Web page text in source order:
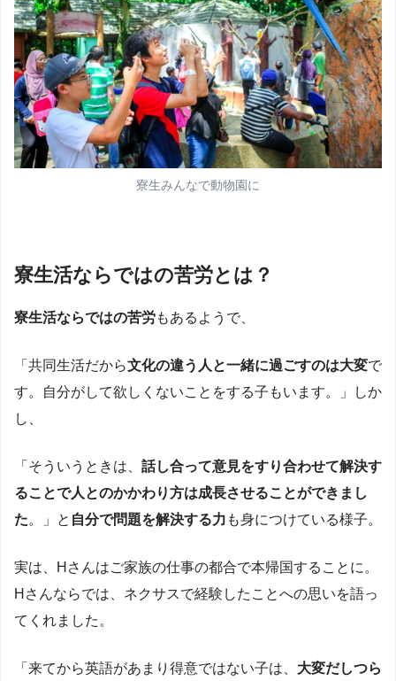
寮生みんなで動物園に
寮生活ならではの苦労とは？
寮生活ならではの苦労もあるようで、
「共同生活だから文化の違う人と一緒に過ごすのは大変で
す。自分がして欲しくないことをする子もいます。」しか
し、
「そういうときは、 話し合って意見をすり合わせて解決す
ることで人とのかかわり方は成長させることができまし
た。」と 自分で問題を解決する力 も身につけている様子。
実は、Hさんはご家族の仕事の都合で本帰国することに。
Hさんならでは、ネクサスで経験したことへの思いを語っ
てくれました。
「来てから英語があまり得意ではない子は、 大変だしつら